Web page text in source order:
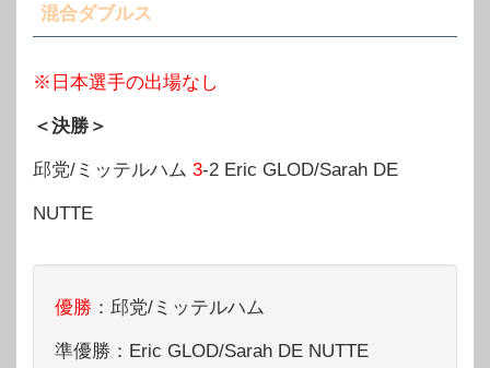
混合ダブルス
※日本選手の出場なし
＜決勝＞
邱党/ミッテルハム 3-2 Eric GLOD/Sarah DE
NUTTE
優勝 ：邱党/ミッテルハム
準優勝：Eric GLOD/Sarah DE NUTTE